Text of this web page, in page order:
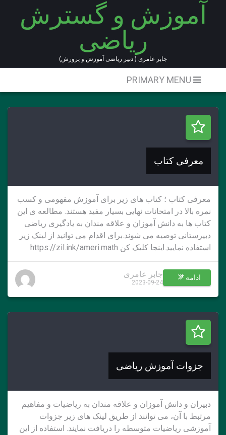
آموزش و گسترش
ریاضی
جابر عامری ( دبیر ریاضی آموزش و پرورش)
معرفی کتاب
معرفی کتاب ؛ کتاب های زیر برای آموزش مفهومی و کسب
نمره بالا در امتحانات نهایی بسیار مفید هستند. مطالعه ی این
کتاب ها به دانش آموزان و علاقه مندان به یادگیری ریاضی
دبیرستانی توصیه می شوند.برای اقدام می توانید از لینک زیر
استفاده نمایید.اینجا کلیک کن https://zil.ink/ameri.math
ادامه * جابر عامری
2023-09-24
جزوات آموزش ریاضی
دبیران و دانش آموزان و علاقه مندان به ریاضیات و مفاهیم
مرتبط با آن، می توانند از طریق لینک های زیر جزوات
آموزشی ریاضیات متوسطه را دریافت نمایند. استفاده از این